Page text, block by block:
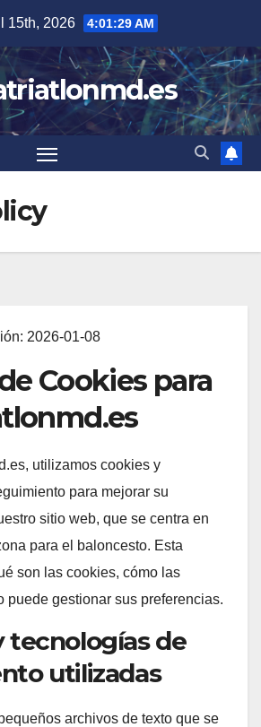
15th, 2026 4:01:29 AM
2026-01-08
Cookies para
utilizamos cookies y
para mejorar su
sitio web, que se centra en
para el baloncesto. Esta
son las cookies, cómo las
puede gestionar sus preferencias.
tecnologías de
utilizadas
archivos de texto que se